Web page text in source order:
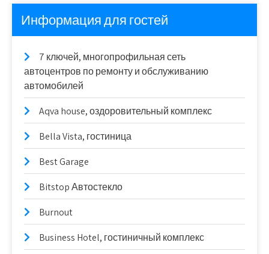
Информация для гостей
7 ключей, многопрофильная сеть
автоцентров по ремонту и обслуживанию
автомобилей
Aqva house, оздоровительный комплекс
Bella Vista, гостиница
Best Garage
Bitstop Автостекло
Burnout
Business Hotel, гостиничный комплекс